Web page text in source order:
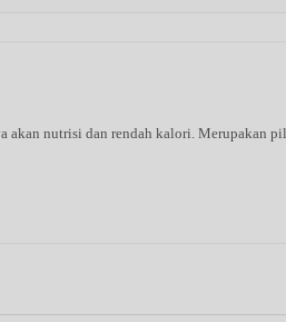
akan nutrisi dan rendah kalori. Merupakan